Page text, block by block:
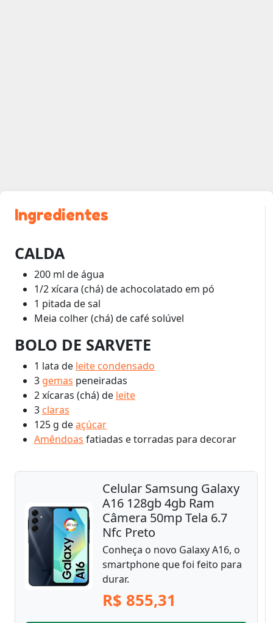
Ingredientes
CALDA
200 ml de água
1/2 xícara (chá) de achocolatado em pó
1 pitada de sal
Meia colher (chá) de café solúvel
BOLO DE SARVETE
1 lata de leite condensado
3 gemas peneiradas
2 xícaras (chá) de leite
3 claras
125 g deaçúcar
Amêndoas fatiadas e torradas para decorar
Celular Samsung Galaxy
A16 128gb 4gb Ram
Câmera 50mp Tela 6.7
Nfc Preto
Conheça o novo Galaxy A16, o
smartphone que foi feito para
durar.
R$ 855,31